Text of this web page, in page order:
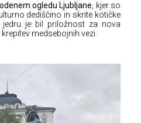
ogledu Ljubljane , kjer so
dediščino in skrite kotičke
je bil priložnost za nova
medsebojnih vezi.